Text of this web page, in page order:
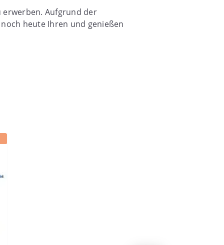
erwerben. Aufgrund der
heute Ihren und genießen